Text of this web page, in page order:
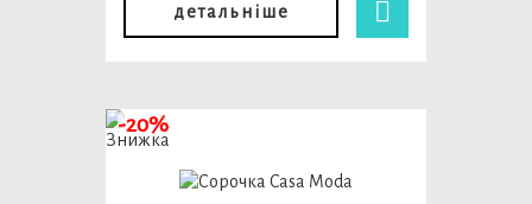
детальніше
-20%